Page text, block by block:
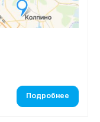
Подробнее